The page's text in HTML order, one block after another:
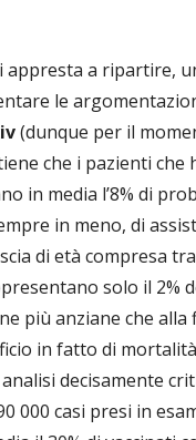
appresta a ripartire,
le
(dunque per il
che i pazienti che
in media l’8% di
in meno, di
di età compresa
solo il 2%
più anziane che alla
in fatto di
decisamente
000 casi presi in